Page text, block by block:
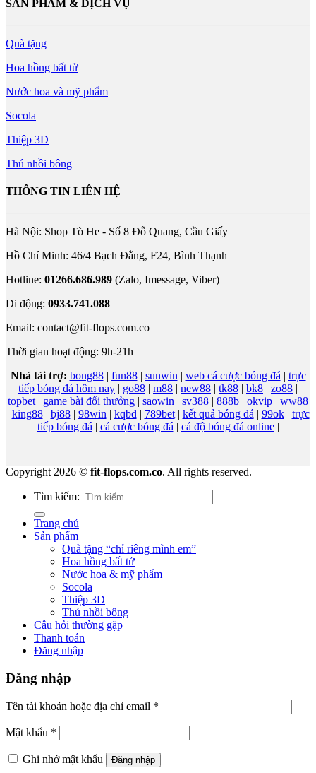
SẢN PHẨM & DỊCH VỤ
Quà tặng
Hoa hồng bất tử
Nước hoa và mỹ phẩm
Socola
Thiệp 3D
Thú nhồi bông
THÔNG TIN LIÊN HỆ
Hà Nội: Shop Tò He - Số 8 Đỗ Quang, Cầu Giấy
Hồ Chí Minh: 46/4 Bạch Đằng, F24, Bình Thạnh
Hotline: 01266.686.989 (Zalo, Imessage, Viber)
Di động: 0933.741.088
Email: contact@fit-flops.com.co
Thời gian hoạt động: 9h-21h
Nhà tài trợ: bong88| fun88| sunwin | web cá cược bóng đá | trực
tiếp bóng đá hôm nay | go88 | m88 | new88 | tk88 | bk8 | zo88 |
topbet | game bài đổi thưởng | saowin | sv388 | 888b | okvip | ww88
| king88| bj88| 98win | kqbd | 789bet| kết quả bóng đá | 99ok| trực
tiếp bóng đá | cá cược bóng đá | cá độ bóng đá online|
Copyright 2026 © fit-flops.com.co. All rights reserved.
Tìm kiếm:
Trang chủ
Sản phẩm
Quà tặng “chỉ riêng mình em”
Hoa hồng bất tử
Nước hoa & mỹ phẩm
Socola
Thiệp 3D
Thú nhồi bông
Câu hỏi thường gặp
Thanh toán
Đăng nhập
Đăng nhập
Tên tài khoản hoặc địa chỉ email *
Mật khẩu *
Ghi nhớ mật khẩu Đăng nhập